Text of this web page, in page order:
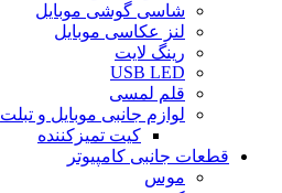
شاسی گوشی موبایل
لنز عکاسی موبایل
رینگ لایت
USB LED
قلم لمسی
لوازم جانبی موبایل و تبلت
کیت تمیزکننده
قطعات جانبی کامپیوتر
موس